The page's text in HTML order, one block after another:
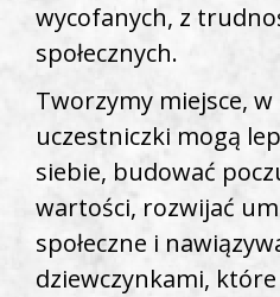
wycofanych, z
społecznych.
Tworzymy miejsce,
uczestniczki mogą
siebie, budować
wartości, rozwijać
społeczne i
dziewczynkami,